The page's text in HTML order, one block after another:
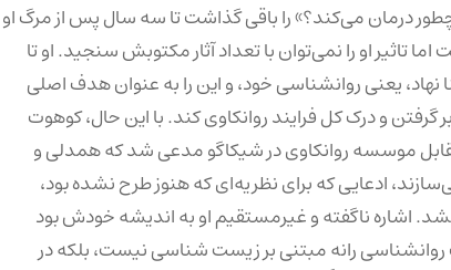
«روانکاوی چطور درمان می‌کند؟» را باقی گذاشت تا سه سال پس از مرگ او
او را نمی‌توان با تعداد آثار مکتوبش سنجید. او تا
یعنی روانشناسی خود، و این را به عنوان هدف اصلی
و درک کل فرایند روانکاوی کند. با این حال، کوهوت
برسد. در ۱۹۵۷، در خطابه‌ای در مقابل موسسه روانکاوی در شیکاگو مدعی شد که همدلی و
ادعایی که برای نظریه‌ای که هنوز طرح نشده بود،
اشاره ناگفته و غیرمستقیم او به اندیشه خودش بود
روانشناسی رانه مبتنی بر زیست شناسی نیست، بلکه در